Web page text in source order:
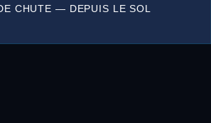
CHUTE — DEPUIS LE SOL